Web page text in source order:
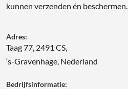
kunnen verzenden én beschermen.
Adres:
Taag 77, 2491 CS,
‘s-Gravenhage, Nederland
Bedrijfsinformatie: